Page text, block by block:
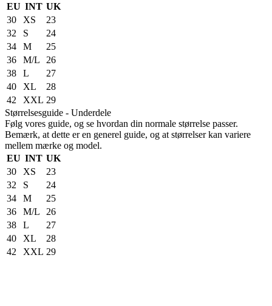
EU INT UK
30
XS
23
32
S
24
34
M
25
36
M/L
26
38
L
27
40
XL
28
42
XXL 29
Størrelsesguide - Underdele
Følg vores guide, og se hvordan din normale størrelse passer.
Bemærk, at dette er en generel guide, og at størrelser kan variere
mellem mærke og model.
EU INT UK
30
XS
23
32
S
24
34
M
25
36
M/L
26
38
L
27
40
XL
28
42
XXL 29